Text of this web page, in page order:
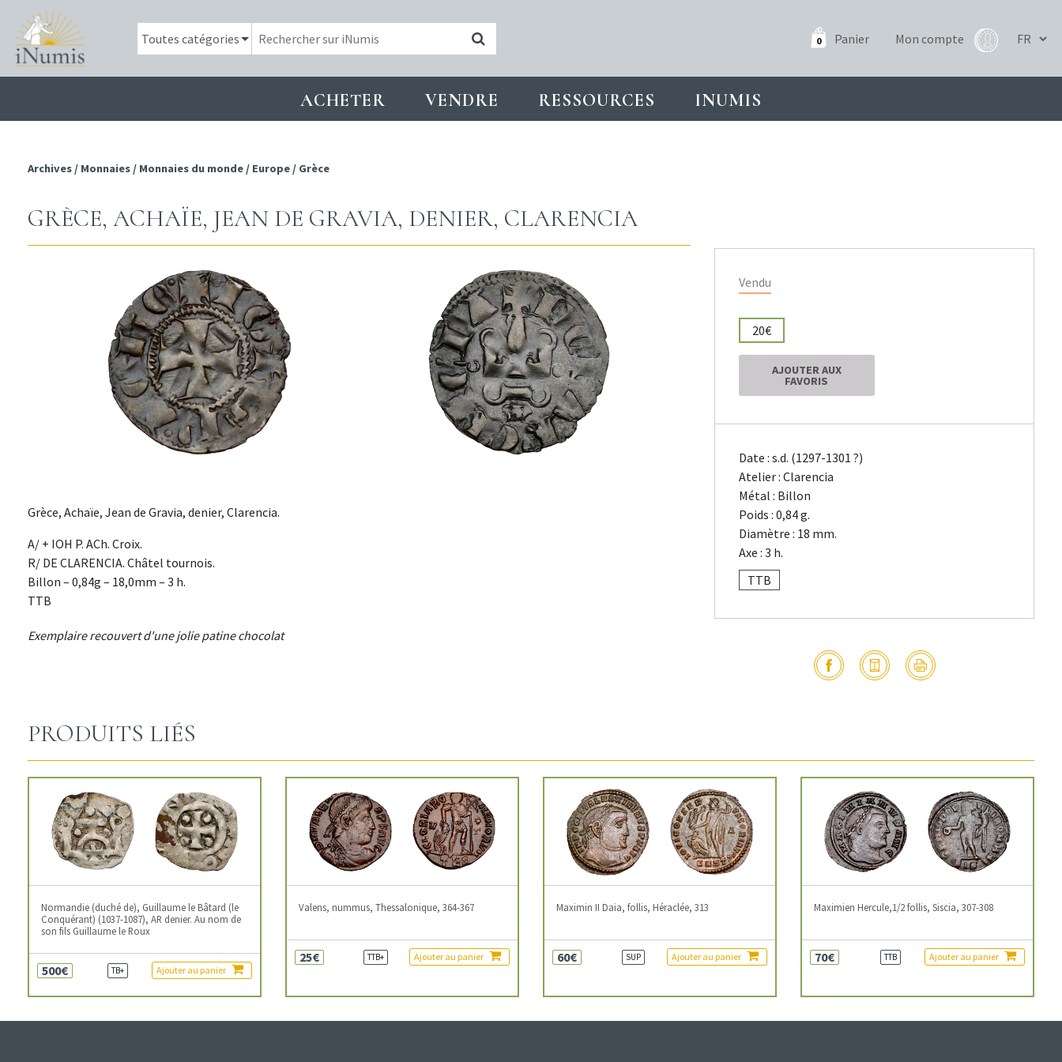
0 Panier Mon compte
ACHETER VENDRE RESSOURCES INUMIS
Archives / Monnaies / Monnaies du monde / Europe / Grèce
GRÈCE, ACHAÏE, JEAN DE GRAVIA, DENIER, CLARENCIA
Grèce, Achaïe, Jean de Gravia, denier, Clarencia.
A/ + IOH P. ACh. Croix.
R/ DE CLARENCIA. Châtel tournois.
Billon – 0,84g – 18,0mm – 3 h.
TTB
Exemplaire recouvert d'une jolie patine chocolat
Vendu
20€
AJOUTER AUX
FAVORIS
Date : s.d. (1297-1301 ?)
Atelier : Clarencia
Métal : Billon
Poids : 0,84 g.
Diamètre : 18 mm.
Axe : 3 h.
TTB
PRODUITS LIÉS
Normandie (duché de), Guillaume le Bâtard (le
Conquérant) (1037-1087), AR denier. Au nom de
son fils Guillaume le Roux
500€ TB+ Ajouter au panier
Valens, nummus, Thessalonique, 364-367
25€ TTB+ Ajouter au panier
Maximin II Daia, follis, Héraclée, 313
60€ SUP Ajouter au panier
Maximien Hercule,1/2 follis, Siscia, 307-308
70€ TTB Ajouter au panier